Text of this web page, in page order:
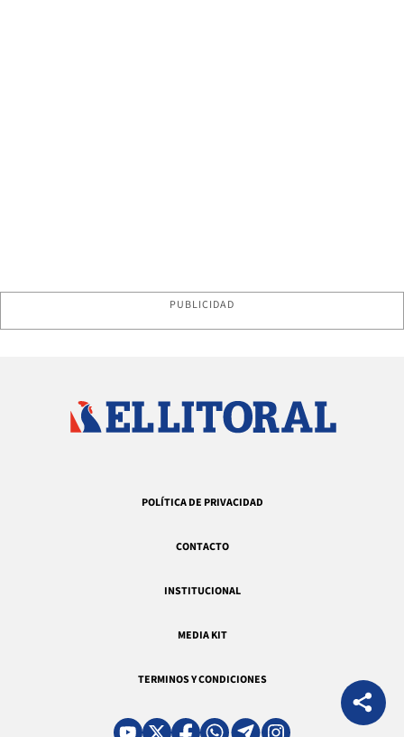
PUBLICIDAD
POLÍTICA DE PRIVACIDAD
CONTACTO
INSTITUCIONAL
MEDIA KIT
TERMINOS Y CONDICIONES